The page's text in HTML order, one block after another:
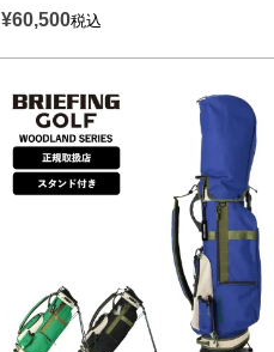
¥60,500税込